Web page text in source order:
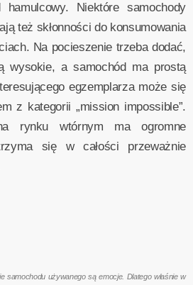
Niektóre samochody
też skłonności do konsumowania
Na pocieszenie trzeba dodać,
wysokie, a samochód ma prostą
egzemplarza może się
z kategorii „mission impossible”.
rynku wtórnym ma ogromne
się w całości przeważnie
samochodu używanego są emocje. Dlatego właśnie w